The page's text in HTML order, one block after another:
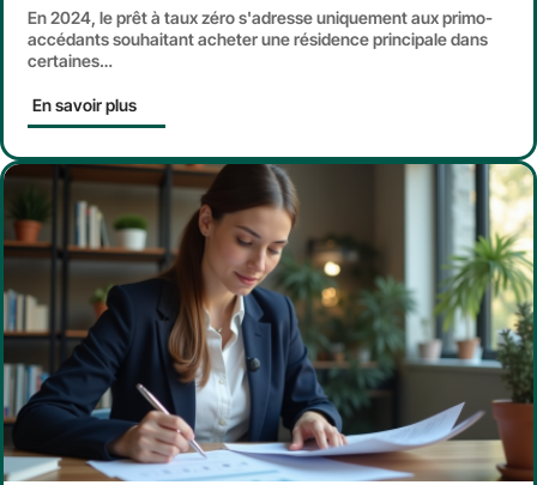
En 2024, le prêt à taux zéro s'adresse uniquement aux primo-
accédants souhaitant acheter une résidence principale dans
certaines…
En savoir plus